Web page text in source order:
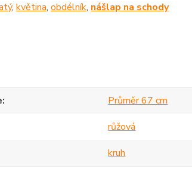
, květina, obdélník, nášlap na schody
Průměr 67 cm
růžová
kruh